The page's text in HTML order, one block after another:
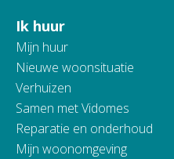
Contactinformatie
Ik huur
Mijn huur
Nieuwe woonsituatie
Verhuizen
Samen met Vidomes
Reparatie en onderhoud
Mijn woonomgeving